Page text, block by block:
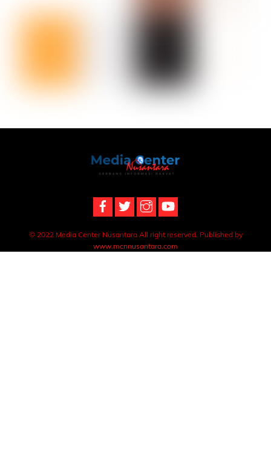
Back
To
© 2022 Media Center Nusantara All right reserved. Published by
www.mcnnusantara.com